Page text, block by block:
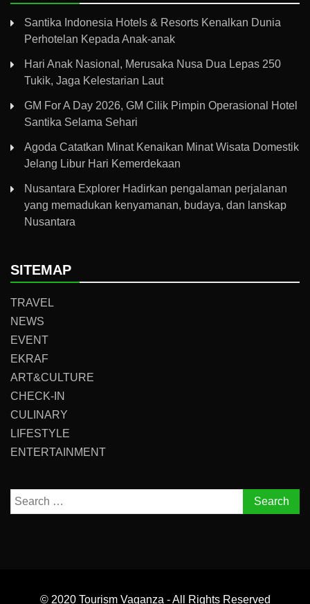
Santika Indonesia Hotels & Resorts Kenalkan Dunia
Perhotelan Kepada Anak-anak
Hari Anak Nasional, Merusaka Nusa Dua Lepas 250
Tukik, Jaga Kelestarian Laut
GM For A Day 2026, GM Cilik Pimpin Operasional Hotel
Santika Selama Sehari
Agoda Catatkan Minat Kenaikan Minat Wisata Domestik
Jelang Libur Hari Kemerdekaan
Nusantara Explorer Hadirkan pengalaman perjalanan
yang memadukan kenyamanan, budaya, dan lanskap
Nusantara
SITEMAP
TRAVEL
NEWS
EVENT
EKRAF
ART&CULTURE
CHECK-IN
CULINARY
LIFESTYLE
ENTERTAINMENT
Search
for:
© 2020 Tourism Vaganza - All Rights Reserved